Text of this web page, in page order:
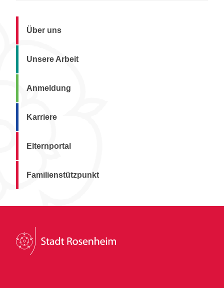
Über uns
Unsere Arbeit
Anmeldung
Karriere
Elternportal
Familienstützpunkt